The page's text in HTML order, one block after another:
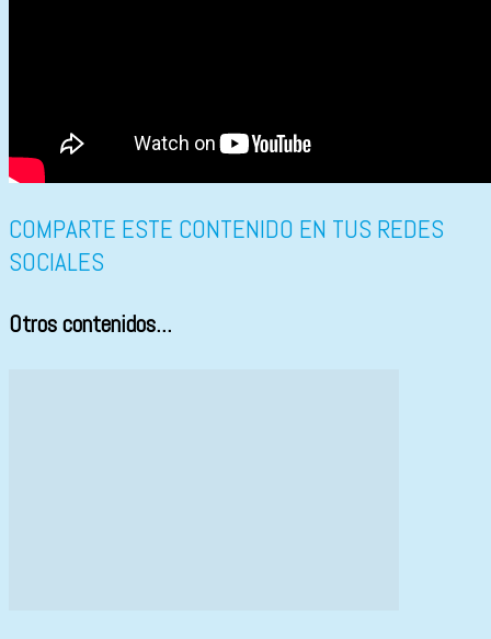
COMPARTE ESTE CONTENIDO EN TUS REDES
SOCIALES
Otros contenidos...